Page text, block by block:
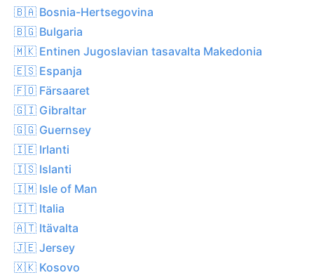
🇧🇦 Bosnia-Hertsegovina
🇧🇬 Bulgaria
🇲🇰 Entinen Jugoslavian tasavalta Makedonia
🇪🇸 Espanja
🇫🇴 Färsaaret
🇬🇮 Gibraltar
🇬🇬 Guernsey
🇮🇪 Irlanti
🇮🇸 Islanti
🇮🇲 Isle of Man
🇮🇹 Italia
🇦🇹 Itävalta
🇯🇪 Jersey
🇽🇰 Kosovo